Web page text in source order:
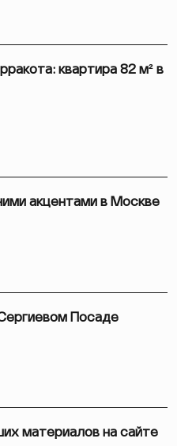
квартира 82 м² в
акцентами в Москве
Посаде
материалов на сайте